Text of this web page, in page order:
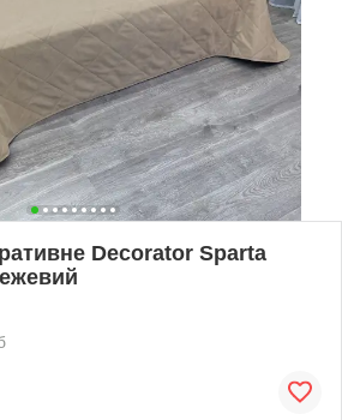
Decorator Sparta